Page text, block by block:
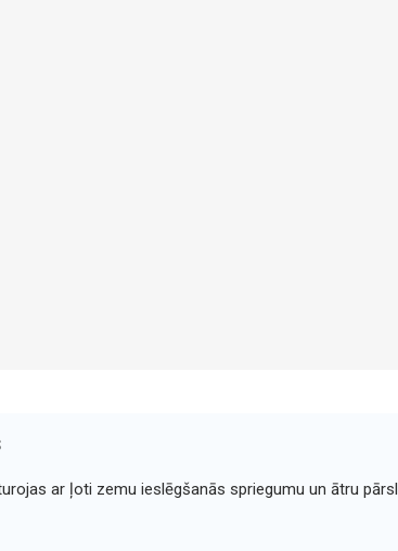
ar ļoti zemu ieslēgšanās spriegumu un ātru